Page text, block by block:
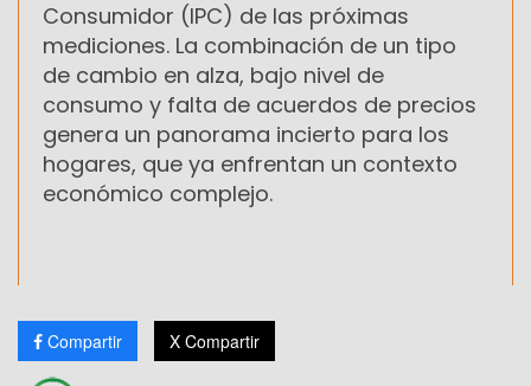
Consumidor (IPC) de las próximas
mediciones. La combinación de un tipo
de cambio en alza, bajo nivel de
consumo y falta de acuerdos de precios
genera un panorama incierto para los
hogares, que ya enfrentan un contexto
económico complejo.
Compartir X Compartir